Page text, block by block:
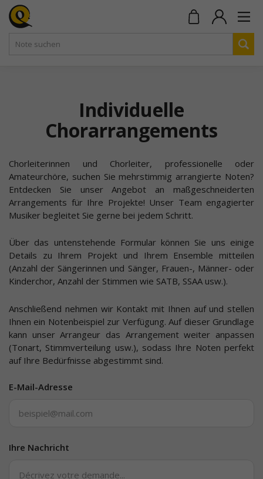
Individuelle
Chorarrangements
Chorleiterinnen und Chorleiter, professionelle oder
Amateurchöre, suchen Sie mehrstimmig arrangierte Noten?
Entdecken Sie unser Angebot an maßgeschneiderten
Arrangements für Ihre Projekte! Unser Team engagierter
Musiker begleitet Sie gerne bei jedem Schritt.
Über das untenstehende Formular können Sie uns einige
Details zu Ihrem Projekt und Ihrem Ensemble mitteilen
(Anzahl der Sängerinnen und Sänger, Frauen-, Männer- oder
Kinderchor, Anzahl der Stimmen wie SATB, SSAA usw.).
Anschließend nehmen wir Kontakt mit Ihnen auf und stellen
Ihnen ein Notenbeispiel zur Verfügung. Auf dieser Grundlage
kann unser Arrangeur das Arrangement weiter anpassen
(Tonart, Stimmverteilung usw.), sodass Ihre Noten perfekt
auf Ihre Bedürfnisse abgestimmt sind.
E-Mail-Adresse
Ihre Nachricht